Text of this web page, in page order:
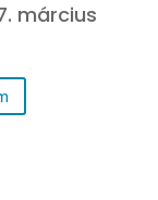
március